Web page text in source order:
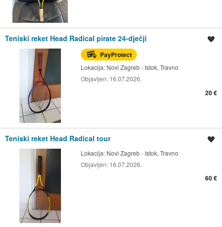
Teniski reket Head Radical pirate 24-dječji
PayProtect
Lokacija: Novi Zagreb - Istok, Travno
Objavljen: 16.07.2026.
20 €
Teniski reket Head Radical tour
Lokacija: Novi Zagreb - Istok, Travno
Objavljen: 16.07.2026.
60 €